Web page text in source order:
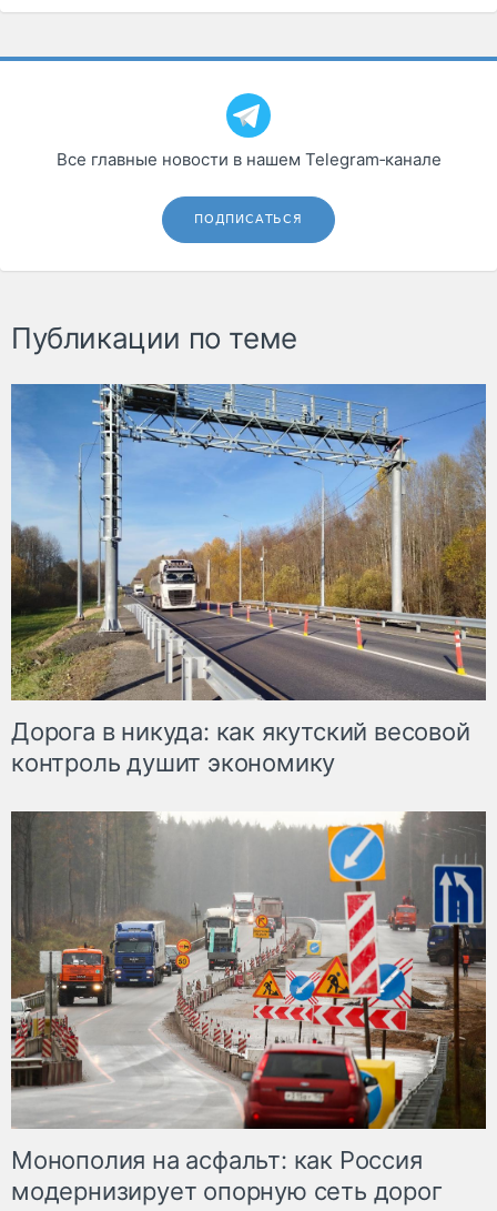
Все главные новости в нашем Telegram‑канале
ПОДПИСАТЬСЯ
Публикации по теме
Дорога в никуда: как якутский весовой
контроль душит экономику
Монополия на асфальт: как Россия
модернизирует опорную сеть дорог